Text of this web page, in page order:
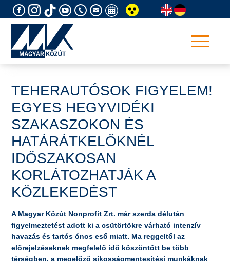
to
TEHERAUTÓSOK FIGYELEM!
EGYES HEGYVIDÉKI
SZAKASZOKON ÉS
HATÁRÁTKELŐKNÉL
IDŐSZAKOSAN
KORLÁTOZHATJÁK A
KÖZLEKEDÉST
A Magyar Közút Nonprofit Zrt. már szerda délután
figyelmeztetést adott ki a csütörtökre várható intenzív
havazás és tartós ónos eső miatt. Ma reggeltől az
előrejelzéseknek megfelelő idő köszöntött be több
térségben, a megelőző síkosságmentesítési munkáknak